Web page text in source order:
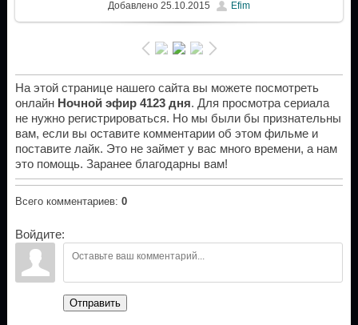
Добавлено25.10.2015 Efim
На этой странице нашего сайта вы можете посмотреть
онлайн Ночной эфир 4123 дня. Для просмотра сериала
не нужно регистрироваться. Но мы были бы признательны
вам, если вы оставите комментарии об этом фильме и
поставите лайк. Это не займет у вас много времени, а нам
это помощь. Заранее благодарны вам!
Всего комментариев: 0
Войдите:
Отправить